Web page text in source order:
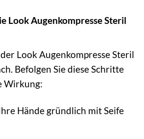
Look Augenkompresse Steril
Look Augenkompresse Steril
Befolgen Sie diese Schritte
Wirkung:
Hände gründlich mit Seife